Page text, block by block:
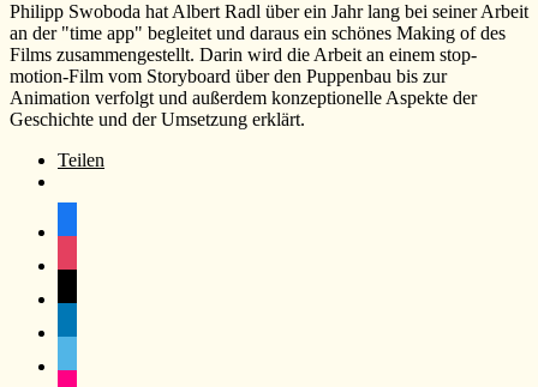
Philipp Swoboda hat Albert Radl über ein Jahr lang bei seiner Arbeit
an der "time app" begleitet und daraus ein schönes Making of des
Films zusammengestellt. Darin wird die Arbeit an einem stop-
motion-Film vom Storyboard über den Puppenbau bis zur
Animation verfolgt und außerdem konzeptionelle Aspekte der
Geschichte und der Umsetzung erklärt.
Teilen